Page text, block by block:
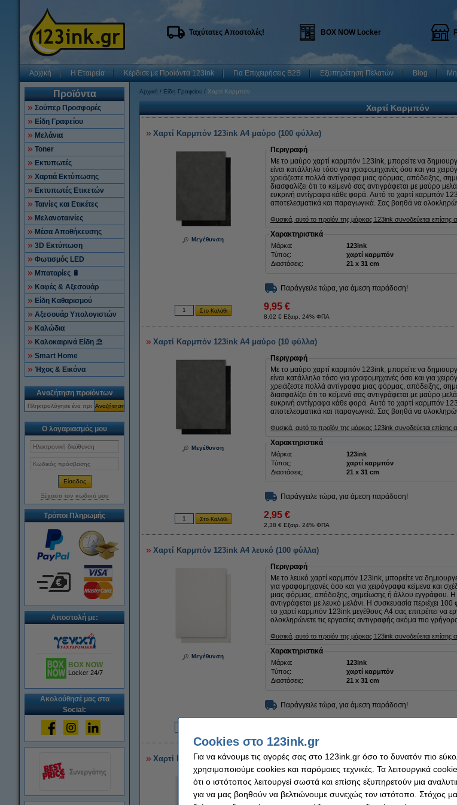
Ταχύτατες Αποστολές! BOX NOW Locker
Αρχική Η Εταιρεία Κέρδισε με Προϊόντα 123ink Για Επιχειρήσεις B2B Εξυπηρέτηση Πελατών Blog Μη
Προϊόντα
Σούπερ Προσφορές
Είδη Γραφείου
Μελάνια
Toner
Εκτυπωτές
Χαρτιά Εκτύπωσης
Εκτυπωτές Ετικετών
Ταινίες και Ετικέτες
Μελανοταινίες
Μέσα Αποθήκευσης
3D Εκτύπωση
Φωτισμός LED
Μπαταρίες 🔋
Καφές & Αξεσουάρ
Είδη Καθαρισμού
Αξεσουάρ Υπολογιστών
Καλώδια
Καλοκαιρινά Είδη ⛱
Smart Home
Ήχος & Εικόνα
Αναζήτηση προϊόντων
Αναζήτηση
Ο λογαριασμός μου
Ξέχασα τον κωδικό μου
Τρόποι Πληρωμής
Αποστολή με:
BOX NOW
Locker 24/7
Ακολούθησέ μας στα
Social:
Αρχική Είδη Γραφείου Χαρτί Καρμπόν
Χαρτί Καρμπόν
Χαρτί Καρμπόν 123ink A4 μαύρο (100 φύλλα)
Μεγέθυνση
Περιγραφή
Με το μαύρο χαρτί καρμπόν 123ink, μπορείτε να
είναι κατάλληλο τόσο για γραφομηχανές όσο και για
χρειάζεστε πολλά αντίγραφα μιας φόρμας, απόδειξης,
διασφαλίζει ότι το κείμενό σας αντιγράφεται με μαύρο
ευκρινή αντίγραφα κάθε φορά. Αυτό το χαρτί καρμπόν
αποτελεσματικά και παραγωγικά. Σας βοηθά να
Φυσικά, αυτό το προϊόν της μάρκας 123ink συνοδεύεται επίσης
Χαρακτηριστικά
Μάρκα: 123ink
Τύπος:
χαρτί καρμπόν
Διαστάσεις:
21 x 31 cm
Παράγγειλε τώρα, για άμεση παράδοση!
9,95 €
8,02 € Εξαιρ. 24% ΦΠΑ
Χαρτί Καρμπόν 123ink A4 μαύρο (10 φύλλα)
Μεγέθυνση
Περιγραφή
Με το μαύρο χαρτί καρμπόν 123ink, μπορείτε να
είναι κατάλληλο τόσο για γραφομηχανές όσο και για
χρειάζεστε πολλά αντίγραφα μιας φόρμας, απόδειξης,
διασφαλίζει ότι το κείμενό σας αντιγράφεται με μαύρο
ευκρινή αντίγραφα κάθε φορά. Αυτό το χαρτί καρμπόν
αποτελεσματικά και παραγωγικά. Σας βοηθά να
Φυσικά, αυτό το προϊόν της μάρκας 123ink συνοδεύεται επίσης
Χαρακτηριστικά
Μάρκα: 123ink
Τύπος:
χαρτί καρμπόν
Διαστάσεις:
21 x 31 cm
Παράγγειλε τώρα, για άμεση παράδοση!
2,95 €
2,38 € Εξαιρ. 24% ΦΠΑ
Χαρτί Καρμπόν 123ink A4 λευκό (100 φύλλα)
Μεγέθυνση
Περιγραφή
Με το λευκό χαρτί καρμπόν 123ink, μπορείτε να
για γραφομηχανές όσο και για χειρόγραφα κείμενα και
μιας φόρμας, απόδειξης, σημείωσης ή άλλου εγγράφου. Η
αντιγράφεται με λευκό μελάνι. Η συσκευασία περιέχει
το χαρτί καρμπόν 123ink μεγέθους A4 σας επιτρέπει να
ολοκληρώνετε τις εργασίες αντιγραφής ακόμα πιο
Φυσικά, αυτό το προϊόν της μάρκας 123ink συνοδεύεται επίσης
Χαρακτηριστικά
Μάρκα: 123ink
Τύπος:
χαρτί καρμπόν
Διαστάσεις:
21 x 31 cm
Παράγγειλε τώρα, για άμεση παράδοση!
Χαρτί Καρμπόν 123ink A4 λευκό (10 φύλλα)
Με το λευκό χαρτί καρμπόν 123ink, μπορείτε να
είναι κατάλληλο τόσο για γραφομηχανές όσο και για
χρειάζεστε πολλά αντίγραφα μιας φόρμας, απόδειξης,
Cookies στο 123ink.gr
Για να κάνουμε τις αγορές σας στο 123ink.gr όσο το δυνατόν πιο
χρησιμοποιούμε cookies και παρόμοιες τεχνικές. Τα λειτουργικά
ότι ο ιστότοπος λειτουργεί σωστά και επίσης εξυπηρετούν μια
για να μας βοηθούν να βελτιώνουμε συνεχώς τον ιστότοπο. Στόχος